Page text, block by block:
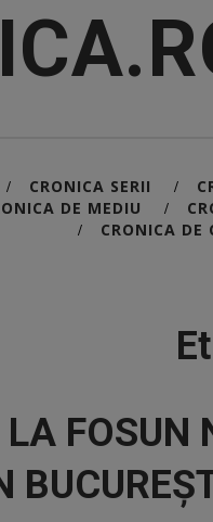
/ CRONICA SERII /
DE MEDIU /
/ CRONICA DE
FOSUN